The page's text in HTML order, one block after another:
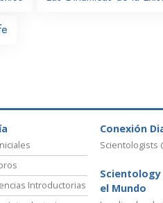
Introductorias
Conexión
Scientologists
el Mundo